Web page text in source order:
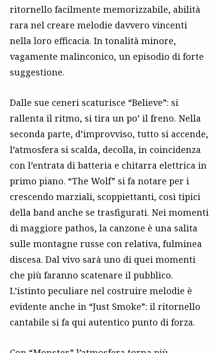
ritornello facilmente memorizzabile, abilità
rara nel creare melodie davvero vincenti
nella loro efficacia. In tonalità minore,
vagamente malinconico, un episodio di forte
suggestione.
Dalle sue ceneri scaturisce “Believe”: si
rallenta il ritmo, si tira un po’ il freno. Nella
seconda parte, d’improvviso, tutto si accende,
l’atmosfera si scalda, decolla, in coincidenza
con l’entrata di batteria e chitarra elettrica in
primo piano. “The Wolf” si fa notare per i
crescendo marziali, scoppiettanti, così tipici
della band anche se trasfigurati. Nei momenti
di maggiore pathos, la canzone è una salita
sulle montagne russe con relativa, fulminea
discesa. Dal vivo sarà uno di quei momenti
che più faranno scatenare il pubblico.
L’istinto peculiare nel costruire melodie è
evidente anche in “Just Smoke”: il ritornello
cantabile si fa qui autentico punto di forza.